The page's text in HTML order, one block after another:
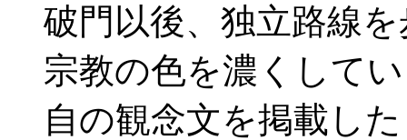
破門以後、独立路線
宗教の色を濃くして
自の観念文を掲載し